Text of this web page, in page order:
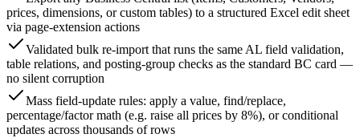
prices, dimensions, or custom tables) to a structured Excel edit sheet
via page-extension actions
Validated bulk re-import that runs the same AL field validation,
table relations, and posting-group checks as the standard BC card —
no silent corruption
Mass field-update rules: apply a value, find/replace,
percentage/factor math (e.g. raise all prices by 8%), or conditional
updates across thousands of rows